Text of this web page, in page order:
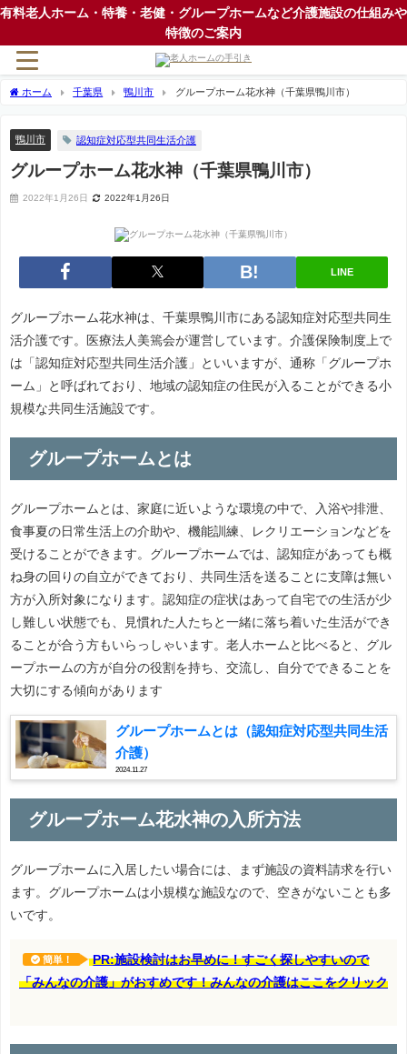
有料老人ホーム・特養・老健・グループホームなど介護施設の仕組みや
特徴のご案内
ホーム 千葉県 鴨川市 グループホーム花水神（千葉県鴨川市）
鴨川市 認知症対応型共同生活介護
グループホーム花水神（千葉県鴨川市）
2022年1月26日 2022年1月26日
LINE
グループホーム花水神は、千葉県鴨川市にある認知症対応型共同生
活介護です。医療法人美篶会が運営しています。介護保険制度上で
は「認知症対応型共同生活介護」といいますが、通称「グループホ
ーム」と呼ばれており、地域の認知症の住民が入ることができる小
規模な共同生活施設です。
グループホームとは
グループホームとは、家庭に近いような環境の中で、入浴や排泄、
食事夏の日常生活上の介助や、機能訓練、レクリエーションなどを
受けることができます。グループホームでは、認知症があっても概
ね身の回りの自立ができており、共同生活を送ることに支障は無い
方が入所対象になります。認知症の症状はあって自宅での生活が少
し難しい状態でも、見慣れた人たちと一緒に落ち着いた生活ができ
ることが合う方もいらっしゃいます。老人ホームと比べると、グル
ープホームの方が自分の役割を持ち、交流し、自分でできることを
大切にする傾向があります
グループホームとは（認知症対応型共同生活
介護）
2024.11.27
グループホーム花水神の入所方法
グループホームに入居したい場合には、まず施設の資料請求を行い
ます。グループホームは小規模な施設なので、空きがないことも多
いです。
簡単！
PR:施設検討はお早めに！すごく探しやすいので
「みんなの介護」がおすめです！みんなの介護はここをクリック